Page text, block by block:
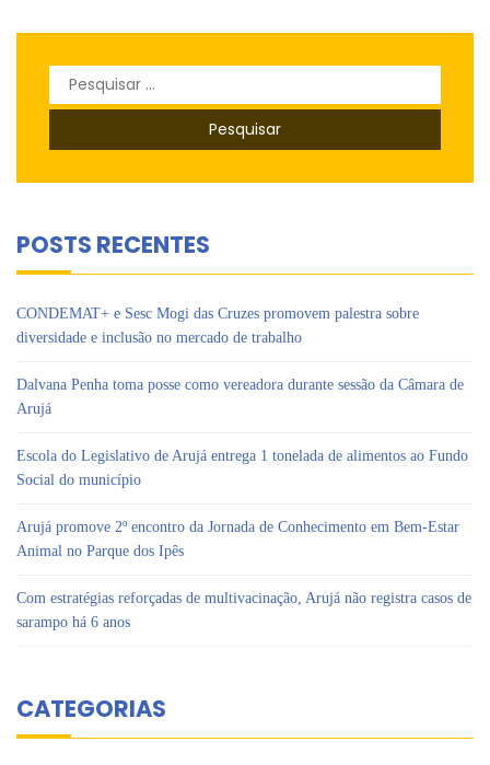
Pesquisar
por:
POSTS RECENTES
CONDEMAT+ e Sesc Mogi das Cruzes promovem palestra sobre
diversidade e inclusão no mercado de trabalho
Dalvana Penha toma posse como vereadora durante sessão da Câmara de
Arujá
Escola do Legislativo de Arujá entrega 1 tonelada de alimentos ao Fundo
Social do município
Arujá promove 2º encontro da Jornada de Conhecimento em Bem-Estar
Animal no Parque dos Ipês
Com estratégias reforçadas de multivacinação, Arujá não registra casos de
sarampo há 6 anos
CATEGORIAS